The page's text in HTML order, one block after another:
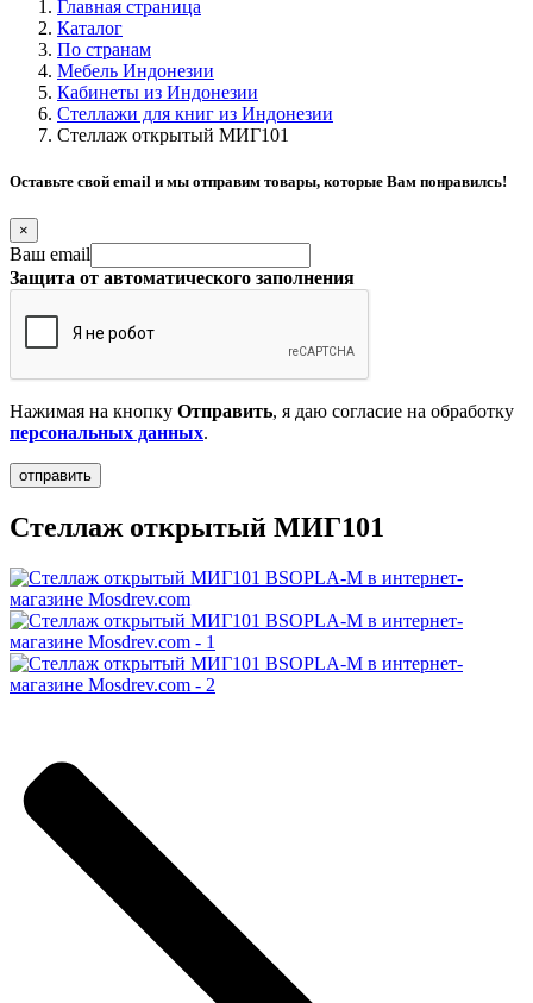
Главная страница
Каталог
По странам
Мебель Индонезии
Кабинеты из Индонезии
Стеллажи для книг из Индонезии
Стеллаж открытый МИГ101
Оставьте свой email и мы отправим товары, которые Вам понравилсь!
×
Ваш email
Защита от автоматического заполнения
Нажимая на кнопку Отправить, я даю согласие на обработку
персональных данных.
Стеллаж открытый МИГ101